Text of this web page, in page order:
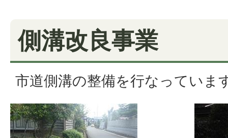
側溝改良事業
市道側溝の整備を行なっていま